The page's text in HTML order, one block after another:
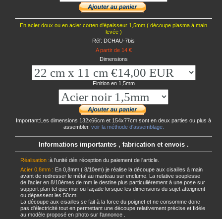
En acier doux ou en acier corten d'épaisseur 1,5mm ( découpe plasma à main
levée )
Réf: DCHAU-7bis
A partir de 14 €
Dimensions
Finition en 1,5mm
Important:Les dimensions 132x66cm et 154x77cm sont en deux parties ou plus à
assembler. voir la méthode d'assemblage.
Informations importantes , fabrication et envois .
Réalisation :à l'unité dés réception du paiement de l'article.
Acier 0,8mm : En 0,8mm ( 8/10em) je réalise la découpe aux cisailles à main
avant de redresser le métal au marteau sur enclume. La relative souplesse
de l'acier en 8/10èmes de mm le destine plus particulièrement à une pose sur
support plan tel que mur ou façade lorsque les dimensions du sujet atteignent
ou dépassent les 50cm.
La découpe aux cisailles se fait à la force du poignet et ne consomme donc
pas d'électricité tout en permettant une découpe relativement précise et fidèle
au modèle proposé en photo sur l'annonce .